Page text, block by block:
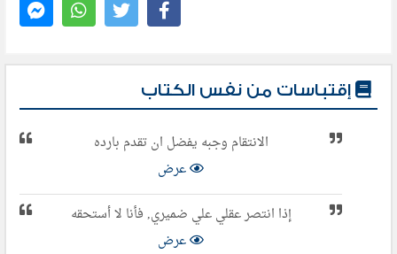
إقتباسات من نفس الكتاب
الانتقام وجبه يفضل ان تقدم بارده
عرض
إذا انتصر عقلي علي ضميري, فأنا لا أستحقه
عرض